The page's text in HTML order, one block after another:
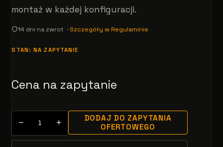
montaż w każdej konfiguracji.
14 dni na zwrot · Szczegóły w Regulaminie
STAN: NA ZAPYTANIE
Cena na zapytanie
− +
DODAJ DO ZAPYTANIA
OFERTOWEGO